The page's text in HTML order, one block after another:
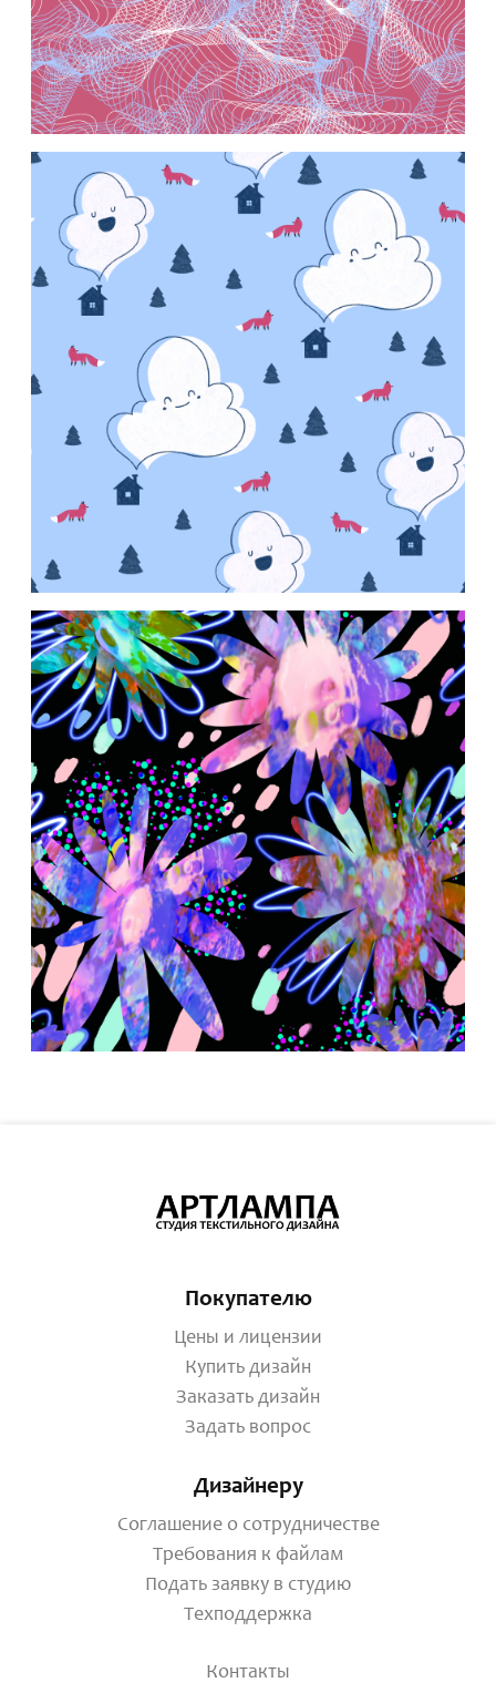
Покупателю
Цены и лицензии
Купить дизайн
Заказать дизайн
Задать вопрос
Дизайнеру
Соглашение о сотрудничестве
Требования к файлам
Подать заявку в студию
Техподдержка
Контакты